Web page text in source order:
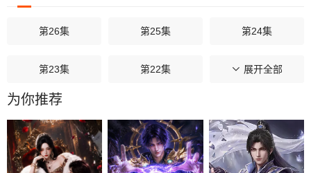
第26集 第25集 第24集
第23集 第22集 第21集
第20集
第17集 第16集 第15集
展开全部
为你推荐